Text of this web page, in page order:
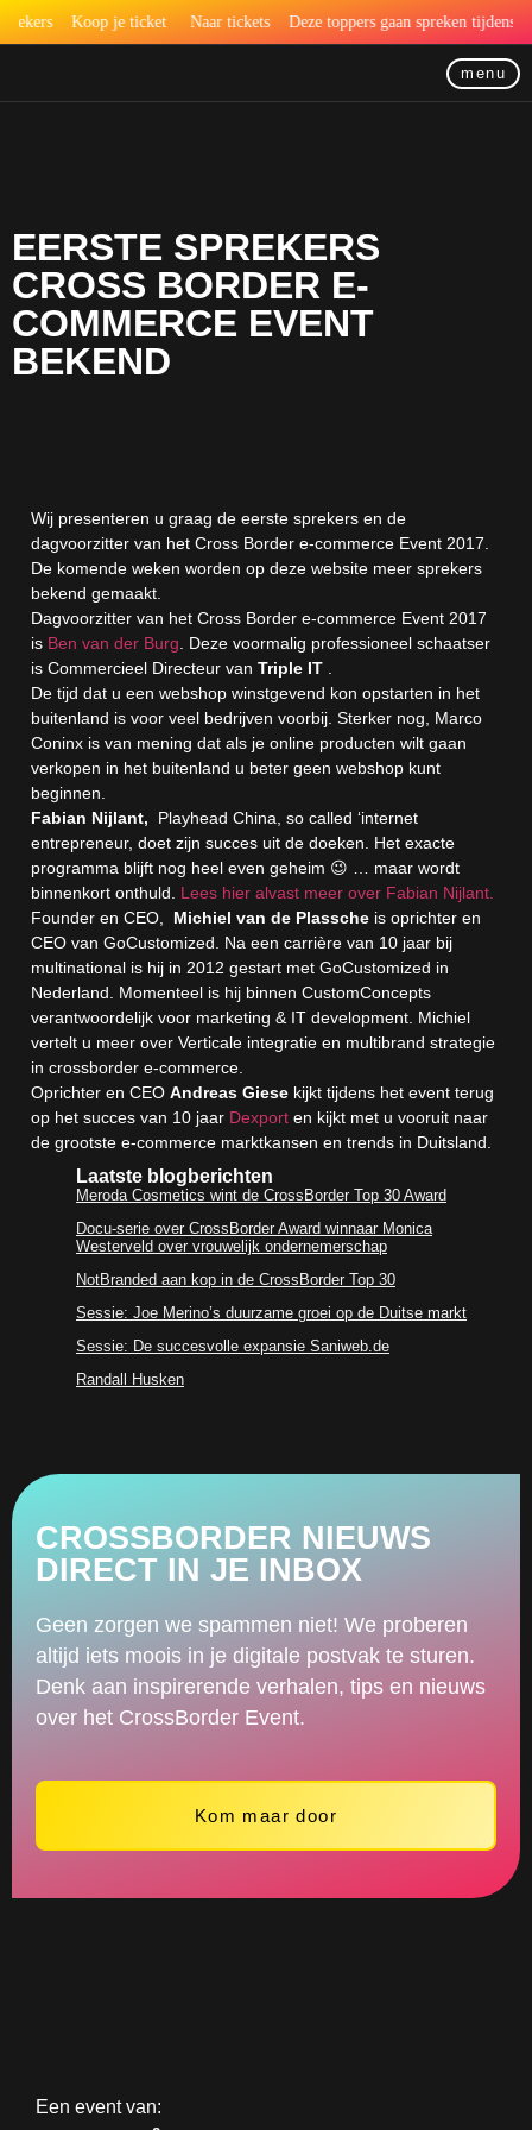
Koop je ticket Naar tickets Deze toppers gaan spreken tijdens
menu
EERSTE SPREKERS
CROSS BORDER E-
COMMERCE EVENT
BEKEND
Wij presenteren u graag de eerste sprekers en de
dagvoorzitter van het Cross Border e-commerce Event 2017.
De komende weken worden op deze website meer sprekers
bekend gemaakt.
Dagvoorzitter van het Cross Border e-commerce Event 2017
is Ben van der Burg . Deze voormalig professioneel schaatser
is Commercieel Directeur van Triple IT
De tijd dat u een webshop winstgevend kon opstarten in het
buitenland is voor veel bedrijven voorbij. Sterker nog, Marco
Coninx is van mening dat als je online producten wilt gaan
verkopen in het buitenland u beter geen webshop kunt
beginnen.
Fabian Nijlant, Playhead China, so called ‘internet
entrepreneur, doet zijn succes uit de doeken. Het exacte
programma blijft nog heel even geheim 😉 … maar wordt
binnenkort onthuld.
Lees hier alvast meer over Fabian Nijlant.
Founder en CEO, Michiel van de Plassche is oprichter en
CEO van GoCustomized. Na een carrière van 10 jaar bij
multinational is hij in 2012 gestart met GoCustomized in
Nederland. Momenteel is hij binnen CustomConcepts
verantwoordelijk voor marketing & IT development. Michiel
vertelt u meer over Verticale integratie en multibrand strategie
in crossborder e-commerce.
Oprichter en CEO Andreas Giese kijkt tijdens het event terug
op het succes van 10 jaar Dexport en kijkt met u vooruit naar
de grootste e-commerce marktkansen en trends in Duitsland.
Laatste blogberichten
Meroda Cosmetics wint de CrossBorder Top 30 Award
Docu-serie over CrossBorder Award winnaar Monica
Westerveld over vrouwelijk ondernemerschap
NotBranded aan kop in de CrossBorder Top 30
Sessie: Joe Merino’s duurzame groei op de Duitse markt
Sessie: De succesvolle expansie Saniweb.de
Randall Husken
CROSSBORDER NIEUWS
DIRECT IN JE INBOX
Geen zorgen we spammen niet! We proberen
altijd iets moois in je digitale postvak te sturen.
Denk aan inspirerende verhalen, tips en nieuws
over het CrossBorder Event.
Kom maar door
Een event van: